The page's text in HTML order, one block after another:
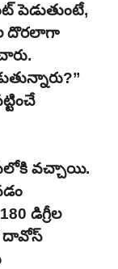
పెడుతుంటే,
దొరలాగా
వచ్చాయి.
డిగ్రీల
దావోస్